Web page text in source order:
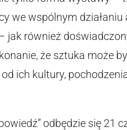
we wspólnym
jak również
że sztuka może
ich kultury,
odbędzie się 21